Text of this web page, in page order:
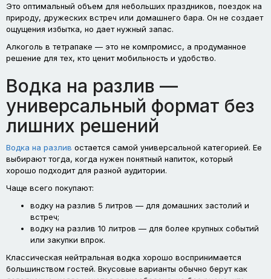
Это оптимальный объем для небольших праздников, поездок на
природу, дружеских встреч или домашнего бара. Он не создает
ощущения избытка, но дает нужный запас.
Алкоголь в тетрапаке — это не компромисс, а продуманное
решение для тех, кто ценит мобильность и удобство.
Водка на разлив —
универсальный формат без
лишних решений
Водка на разлив остается самой универсальной категорией. Ее
выбирают тогда, когда нужен понятный напиток, который
хорошо подходит для разной аудитории.
Чаще всего покупают:
водку на разлив 5 литров — для домашних застолий и
встреч;
водку на разлив 10 литров — для более крупных событий
или закупки впрок.
Классическая нейтральная водка хорошо воспринимается
большинством гостей. Вкусовые варианты обычно берут как